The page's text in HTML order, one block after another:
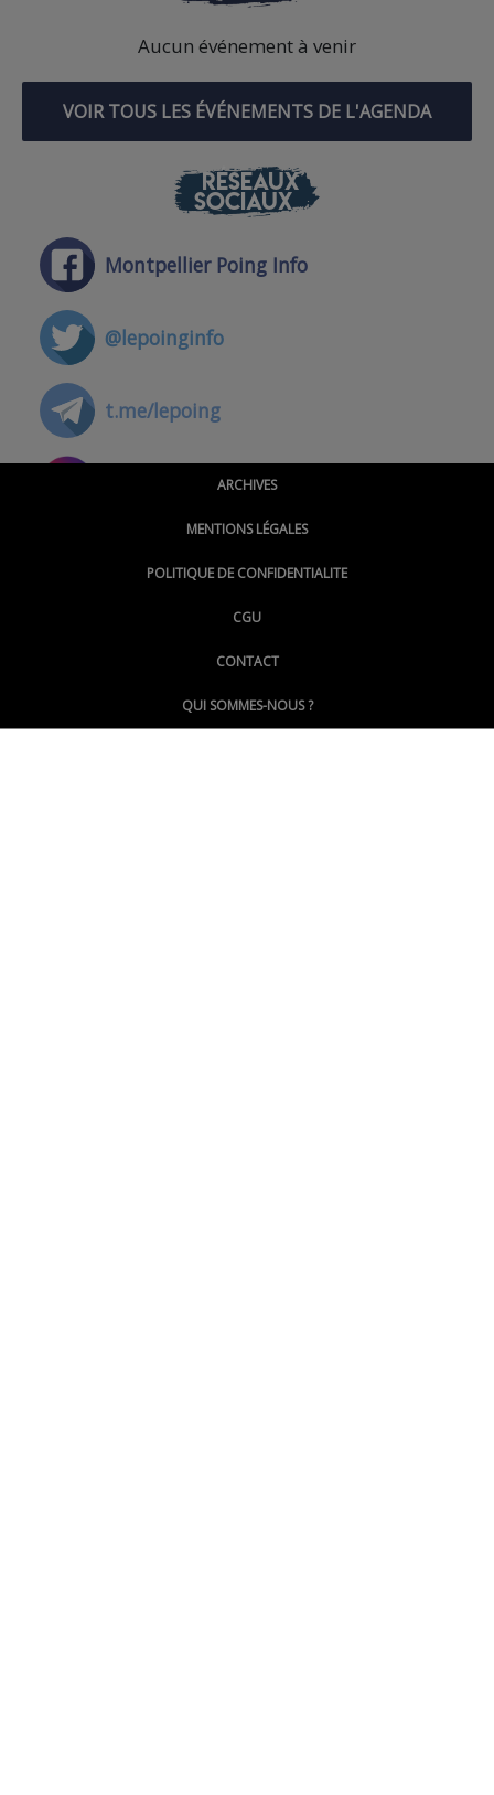
Aucun événement à venir
VOIR TOUS LES ÉVÉNEMENTS DE L'AGENDA
RÉSEAUX
SOCIAUX
Montpellier Poing Info
@lepoinginfo
t.me/lepoing
@montpellierpoinginfo
@LePoingMontpellier
ARCHIVES
MENTIONS LÉGALES
POLITIQUE DE CONFIDENTIALITE
CGU
CONTACT
QUI SOMMES-NOUS ?